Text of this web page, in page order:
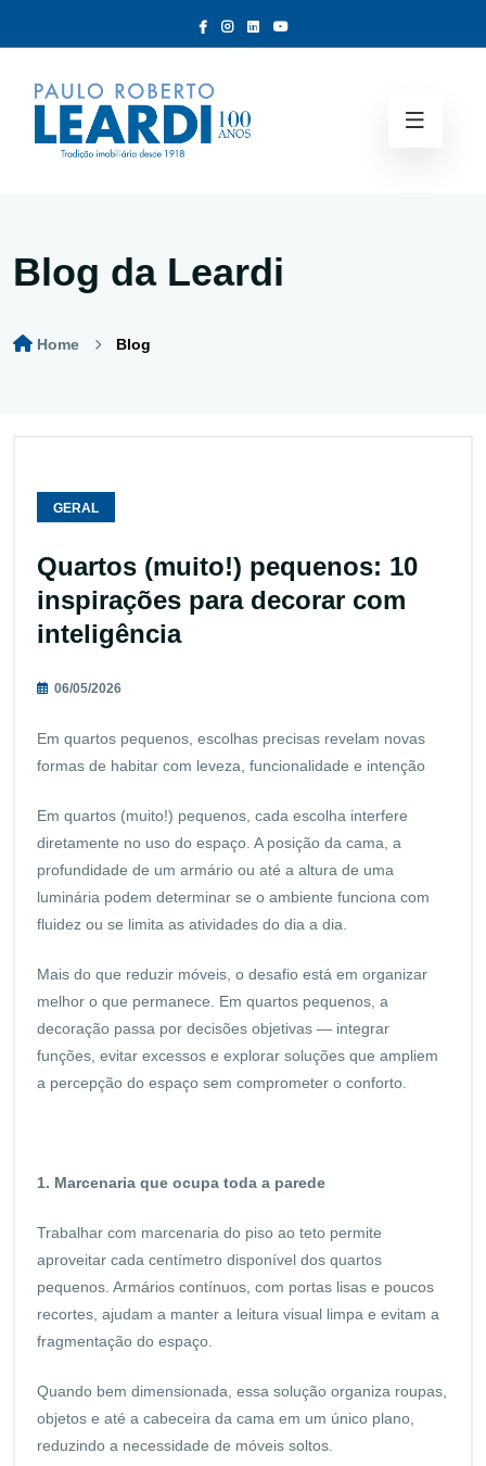
Blog da Leardi
Home Blog
GERAL
Quartos (muito!) pequenos: 10
inspirações para decorar com
inteligência
06/05/2026
Em quartos pequenos, escolhas precisas revelam novas
formas de habitar com leveza, funcionalidade e intenção
Em quartos (muito!) pequenos, cada escolha interfere
diretamente no uso do espaço. A posição da cama, a
profundidade de um armário ou até a altura de uma
luminária podem determinar se o ambiente funciona com
fluidez ou se limita as atividades do dia a dia.
Mais do que reduzir móveis, o desafio está em organizar
melhor o que permanece. Em quartos pequenos, a
decoração passa por decisões objetivas — integrar
funções, evitar excessos e explorar soluções que ampliem
a percepção do espaço sem comprometer o conforto.
1. Marcenaria que ocupa toda a parede
Trabalhar com marcenaria do piso ao teto permite
aproveitar cada centímetro disponível dos quartos
pequenos. Armários contínuos, com portas lisas e poucos
recortes, ajudam a manter a leitura visual limpa e evitam a
fragmentação do espaço.
Quando bem dimensionada, essa solução organiza roupas,
objetos e até a cabeceira da cama em um único plano,
reduzindo a necessidade de móveis soltos.